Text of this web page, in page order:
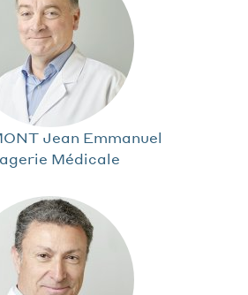
Jean Emmanuel
Médicale